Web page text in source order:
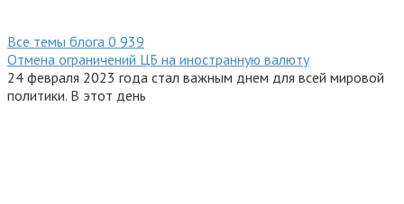
Все темы блога 0 939
Отмена ограничений ЦБ на иностранную валюту
24 февраля 2023 года стал важным днем для всей мировой
политики. В этот день